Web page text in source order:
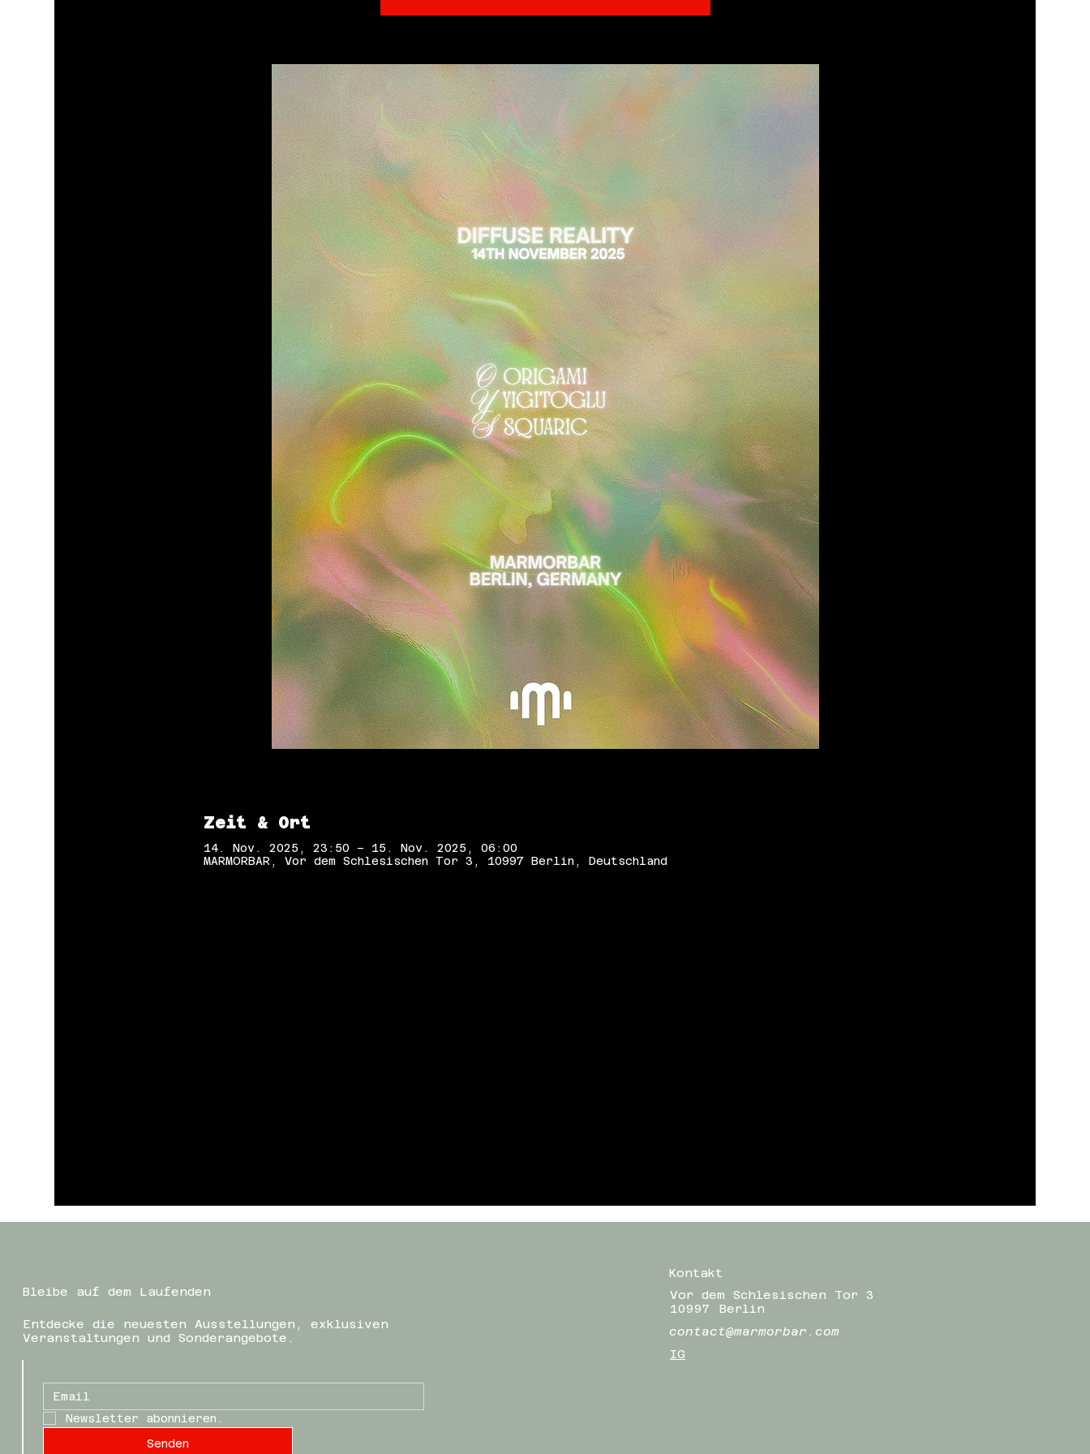
Zeit & Ort
14. Nov. 2025, 23:50 – 15. Nov. 2025, 06:00
MARMORBAR, Vor dem Schlesischen Tor 3, 10997 Berlin, Deutschland
Bleibe auf dem Laufenden
Entdecke die neuesten Ausstellungen, exklusiven
Veranstaltungen und Sonderangebote.
Newsletter abonnieren.
Senden
Kontakt
Vor dem Schlesischen Tor 3
10997 Berlin
contact@marmorbar.com
IG